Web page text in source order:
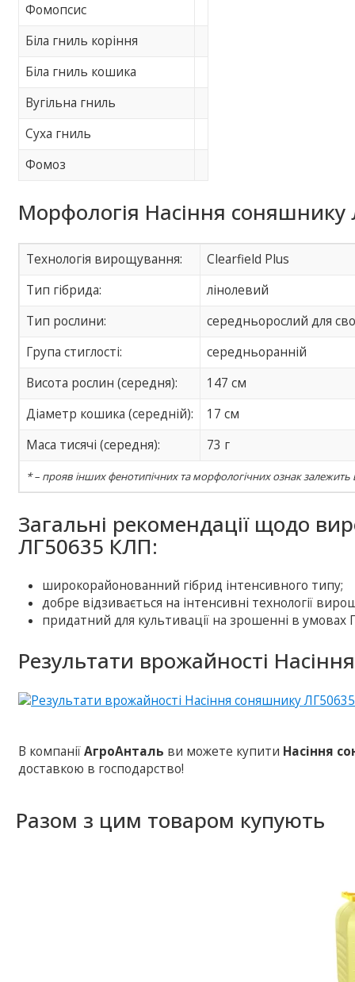
Фомопсис
Біла гниль коріння
Біла гниль кошика
Вугільна гниль
Суха гниль
Фомоз
Морфологія Насіння
Технологія вирощування:
Clearfield Plus
Тип гібрида:
лінолевий
Тип рослини:
середньорослий для
Група стиглості:
середньоранній
Висота рослин (середня):
147 см
Діаметр кошика (середній):
17 см
Маса тисячі (середня):
73 г
* – прояв інших фенотипічних та морфологічних ознак залежить
Загальні рекомендації щодо
ЛГ50635 КЛП:
широкорайонованний гібрид інтенсивного типу;
добре відзивається на інтенсивні технології
придатний для культивації на зрошенні в умовах
Результати врожайності
В компаніїАгроАнталь ви можете купити Насіння
доставкою в господарство!
Разом з цим товаром купують